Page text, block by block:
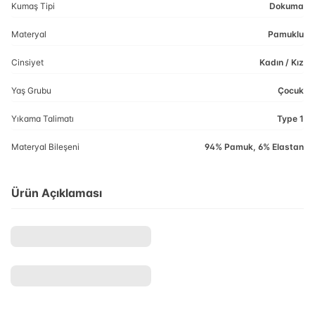
Kumaş Tipi Dokuma
Materyal Pamuklu
Cinsiyet Kadın / Kız
Yaş Grubu Çocuk
Yıkama Talimatı Type 1
Materyal Bileşeni 94% Pamuk, 6% Elastan
Ürün Açıklaması